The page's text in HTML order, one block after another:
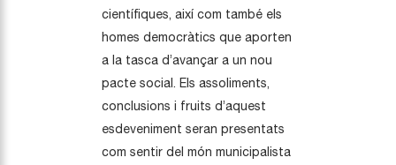
científiques, així com també els
homes democràtics que aporten
a la tasca d’avançar a un nou
pacte social. Els assoliments,
conclusions i fruits d’aquest
esdeveniment seran presentats
com sentir del món municipalista